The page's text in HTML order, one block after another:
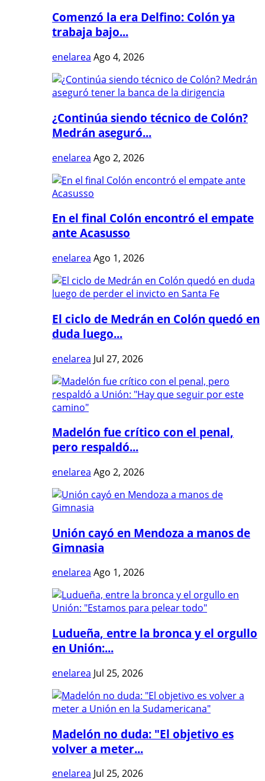
Comenzó la era Delfino: Colón ya
trabaja bajo...
enelarea Ago 4, 2026
¿Continúa siendo técnico de Colón?
Medrán aseguró...
enelarea Ago 2, 2026
En el final Colón encontró el empate
ante Acasusso
enelarea Ago 1, 2026
El ciclo de Medrán en Colón quedó en
duda luego...
enelarea Jul 27, 2026
Madelón fue crítico con el penal,
pero respaldó...
enelarea Ago 2, 2026
Unión cayó en Mendoza a manos de
Gimnasia
enelarea Ago 1, 2026
Ludueña, entre la bronca y el orgullo
en Unión:...
enelarea Jul 25, 2026
Madelón no duda: "El objetivo es
volver a meter...
enelarea Jul 25, 2026